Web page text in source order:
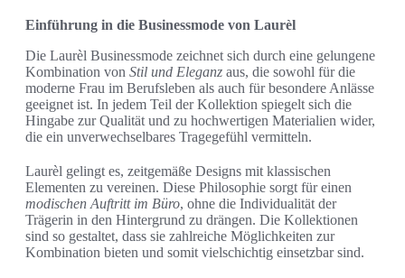
Einführung in die Businessmode von Laurèl
Die Laurèl Businessmode zeichnet sich durch eine gelungene
Kombination von Stil und Eleganz aus, die sowohl für die
moderne Frau im Berufsleben als auch für besondere Anlässe
geeignet ist. In jedem Teil der Kollektion spiegelt sich die
Hingabe zur Qualität und zu hochwertigen Materialien wider,
die ein unverwechselbares Tragegefühl vermitteln.
Laurèl gelingt es, zeitgemäße Designs mit klassischen
Elementen zu vereinen. Diese Philosophie sorgt für einen
modischen Auftritt im Büro, ohne die Individualität der
Trägerin in den Hintergrund zu drängen. Die Kollektionen
sind so gestaltet, dass sie zahlreiche Möglichkeiten zur
Kombination bieten und somit vielschichtig einsetzbar sind.